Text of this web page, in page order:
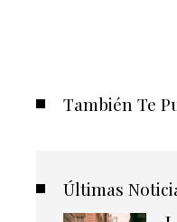
También Te
Últimas